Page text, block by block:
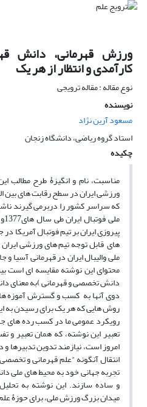
ورزش قهرمانی، دانش
کارآمدی و انتظار از هر یک
نوع مقاله : مقاله ترویجی
نویسنده
مسعود آرین نژاد
استاد گروه ریاضی، دانشگاه زنجان
چکیده
مناسبت، نام و انگیزۀ طرح مطالب
ورزشی ایران در سطح رقابت های بین
که سراسر کشور را دربرمی گیرند
ملی والیبال ایران در قهرمانی آسیا
محتوای این نوشته مقایسه ای است
دانش تخصصی و قهرمانی )به معنای
دوی آنها به کسب و گسترش آموزه ها
روش هایی که هر یک برای رسیدن به
رویکرد عمومی ما در کسب رده های
تعبیر این نوشته، که همان تعبیر
امروز است، نیازمند تدوین تدبیرها
انتقال آنگونه "علم قهرمانی و
تجربه جهانی خود به محیط های ملی
و ساده سازند. این نوشته به
میدان بزرگ ورزش ملی، برای حوزۀ